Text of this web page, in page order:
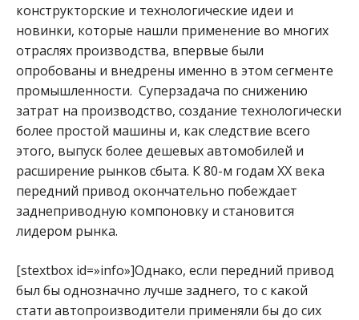
конструкторские и технологические идеи и
новинки, которые нашли применение во многих
отраслях производства, впервые были
опробованы и внедрены именно в этом сегменте
промышленности. Суперзадача по снижению
затрат на производство, создание технологически
более простой машины и, как следствие всего
этого, выпуск более дешевых автомобилей и
расширение рынков сбыта. К 80-м годам XX века
передний привод окончательно побеждает
заднеприводную компоновку и становится
лидером рынка.
[stextbox id=»info»]Однако, если передний привод
был бы однозначно лучше заднего, то с какой
стати автопроизводители применяли бы до сих